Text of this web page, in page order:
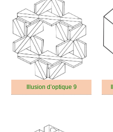
Illusion d’optique 9